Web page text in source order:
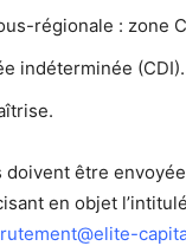
régionale : zone
indéterminée (CDI).
être
en objet